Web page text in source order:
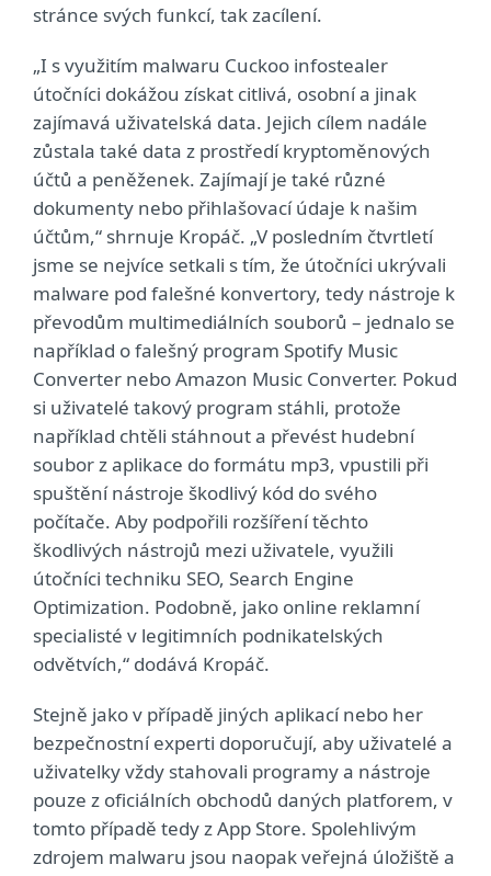
stránce svých funkcí, tak zacílení.
„I s využitím malwaru Cuckoo infostealer
útočníci dokážou získat citlivá, osobní a jinak
zajímavá uživatelská data. Jejich cílem nadále
zůstala také data z prostředí kryptoměnových
účtů a peněženek. Zajímají je také různé
dokumenty nebo přihlašovací údaje k našim
účtům,“ shrnuje Kropáč. „V posledním čtvrtletí
jsme se nejvíce setkali s tím, že útočníci ukrývali
malware pod falešné konvertory, tedy nástroje k
převodům multimediálních souborů – jednalo se
například o falešný program Spotify Music
Converter nebo Amazon Music Converter. Pokud
si uživatelé takový program stáhli, protože
například chtěli stáhnout a převést hudební
soubor z aplikace do formátu mp3, vpustili při
spuštění nástroje škodlivý kód do svého
počítače. Aby podpořili rozšíření těchto
škodlivých nástrojů mezi uživatele, využili
útočníci techniku SEO, Search Engine
Optimization. Podobně, jako online reklamní
specialisté v legitimních podnikatelských
odvětvích,“ dodává Kropáč.
Stejně jako v případě jiných aplikací nebo her
bezpečnostní experti doporučují, aby uživatelé a
uživatelky vždy stahovali programy a nástroje
pouze z oficiálních obchodů daných platforem, v
tomto případě tedy z App Store. Spolehlivým
zdrojem malwaru jsou naopak veřejná úložiště a